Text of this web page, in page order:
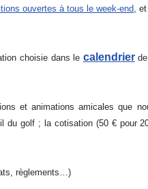
ouvertes à tous le week-end,
choisie dans le calendrierde
et animations amicales que
du golf ; la cotisation (50 € pour
règlements…)